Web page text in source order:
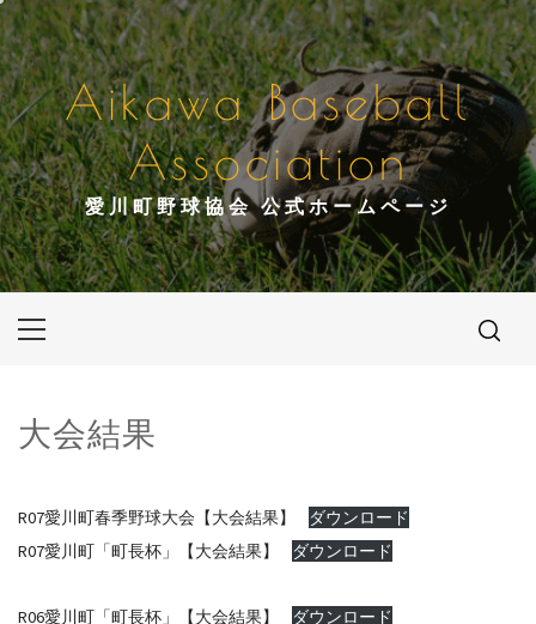
コ
ン
テ
ン
ツ
へ
ス
キ
ッ
プ
Aikawa Baseball
Association
愛川町野球協会 公式ホームページ
メ
メ
ニ
大会結果
R07愛川町春季野球大会【大会結果】
ダウンロード
R07愛川町「町長杯」【大会結果】
ダウンロード
R06愛川町「町長杯」【大会結果】
ダウンロード